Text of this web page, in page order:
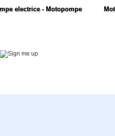
electrice - Motopompe